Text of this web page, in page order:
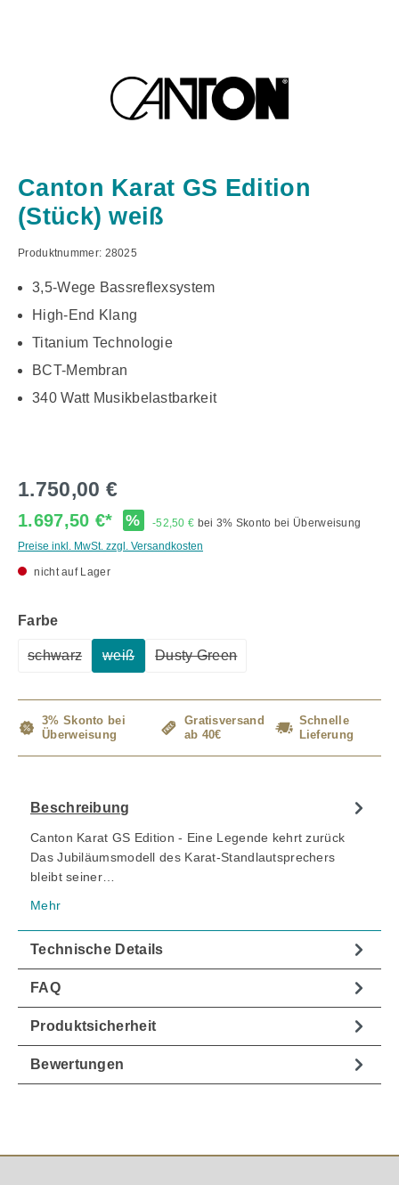
Canton Karat GS Edition
(Stück) weiß
Produktnummer: 28025
3,5-Wege Bassreflexsystem
High-End Klang
Titanium Technologie
BCT-Membran
340 Watt Musikbelastbarkeit
1.750,00 €
1.697,50 €* % -52,50 € bei 3% Skonto bei Überweisung
Preise inkl. MwSt. zzgl. Versandkosten
nicht auf Lager
Farbeauswählen
schwarz
(Diese Option ist zurzeit nicht verfügbar.)
weiß
(Diese Option ist zurzeit nicht verfügbar.)
Dusty Green
3% Skonto bei
Überweisung
Gratisversand
ab 40€
Schnelle
Lieferung
Beschreibung
Canton Karat GS Edition - Eine Legende kehrt zurück
Das Jubiläumsmodell des Karat-Standlautsprechers
bleibt seiner…
Mehr
Technische Details
FAQ
Produktsicherheit
Bewertungen